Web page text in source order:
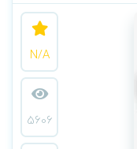
N/A
5606